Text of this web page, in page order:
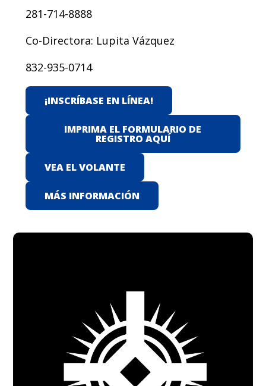
281-714-8888
Co-Directora: Lupita Vázquez
832-935-0714
¡INSCRÍBASE EN LÍNEA!
IMPRIMA EL FORMULARIO DE
REGISTRO AQUÍ
VEA EL VOLANTE
MÁS INFORMACIÓN